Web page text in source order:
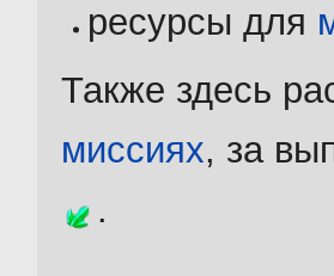
ресурсы для
Также здесь
миссиях, за
.